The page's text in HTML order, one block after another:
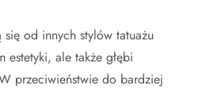
się od innych stylów tatuażu
ale także głębi
przeciwieństwie do bardziej